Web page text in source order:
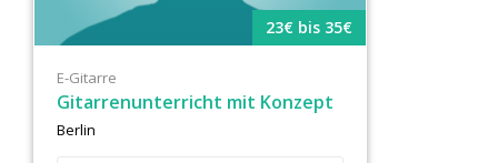
23€ bis 35€
E-Gitarre
Gitarrenunterricht mit Konzept
Berlin